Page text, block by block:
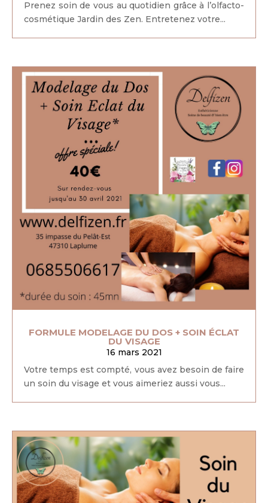
Prenez soin de vous au quotidien grâce à l’olfacto-
cosmétique Jardin des Zen. Entretenez votre...
FORMULE MODELAGE DU DOS + SOIN ÉCLAT
DU VISAGE
16 mars 2021
Votre temps est compté, vous avez besoin de faire
un soin du visage et vous aimeriez aussi vous...